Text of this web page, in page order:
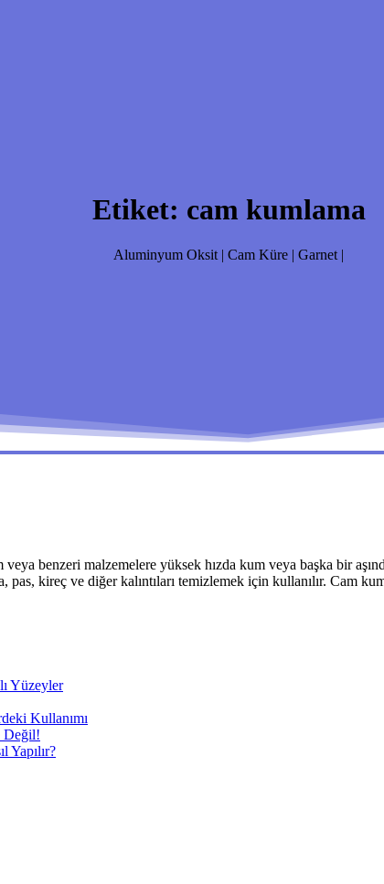
Etiket: cam kumlama
Aluminyum Oksit | Cam Küre | Garnet |
benzeri malzemelere yüksek hızda kum veya başka bir
kireç ve diğer kalıntıları temizlemek için kullanılır. Cam
Yüzeyler
Kullanımı
Değil!
Yapılır?